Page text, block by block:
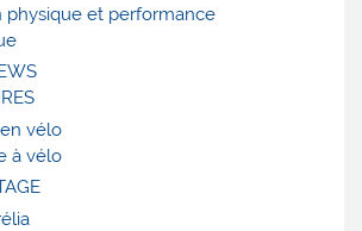
physique et performance
vélo
à vélo